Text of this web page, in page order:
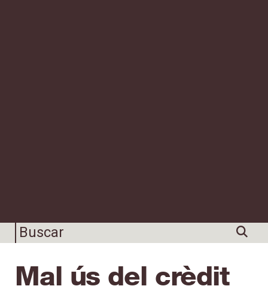
Mal ús del crèdit